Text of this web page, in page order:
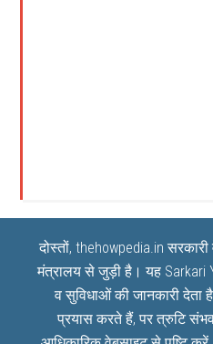
दोस्तों, thehowpedia.in
मंत्रालय से जुड़ी है। यह Sarkari
व सुविधाओं की जानकारी देता
प्रयास करते हैं, पर त्रुटि